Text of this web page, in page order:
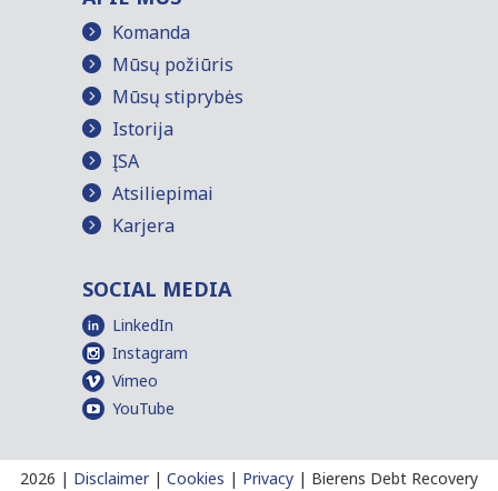
Komanda
Mūsų požiūris
Mūsų stiprybės
Istorija
ĮSA
Atsiliepimai
Karjera
SOCIAL MEDIA
LinkedIn
Instagram
Vimeo
YouTube
2026 | Disclaimer| Cookies | Privacy | Bierens Debt Recovery